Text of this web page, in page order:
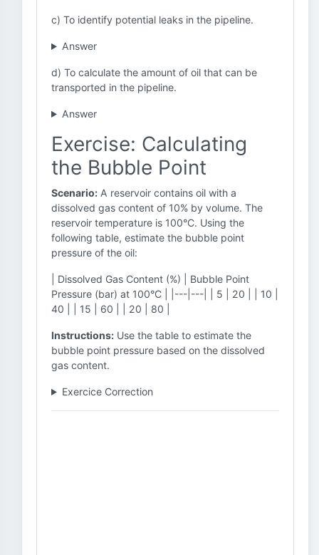
c) To identify potential leaks in the pipeline.
Answer
d) To calculate the amount of oil that can be
transported in the pipeline.
Answer
Exercise: Calculating
the Bubble Point
Scenario: A reservoir contains oil with a
dissolved gas content of 10% by volume. The
reservoir temperature is 100°C. Using the
following table, estimate the bubble point
pressure of the oil:
| Dissolved Gas Content (%) | Bubble Point
Pressure (bar) at 100°C | |---|---| | 5 | 20 | | 10 |
40 | | 15 | 60 | | 20 | 80 |
Instructions: Use the table to estimate the
bubble point pressure based on the dissolved
gas content.
Exercice Correction